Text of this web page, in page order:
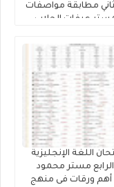
مطابقة مواصفات
اللغة الإنجليزية
مستر محمود
أهم ورقات فى منهج